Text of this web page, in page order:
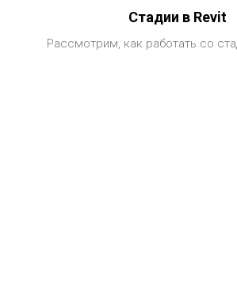
Стадии в Revit
Рассмотрим, как работать со